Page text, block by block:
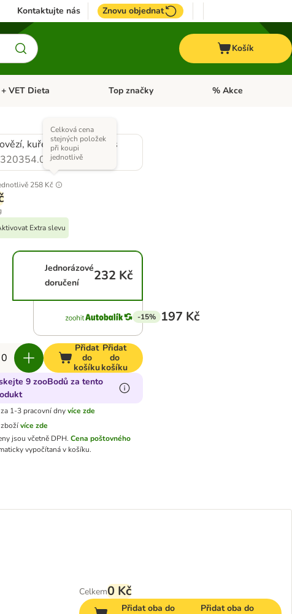
Kontaktujte nás Znovu objednat
Košík
menu: Koně
+ VET Dieta Otevřít menu: + VET Dieta
Top značky Otevřít menu: Top
% Akce
kuřecí, králičí a losos
258 Kč
Celková cena
stejných položek
při koupi
jednotlivě
Extra slevu
Jednorázové
doručení
232 Kč
-15% 197 Kč
Přidat
do
košíku
Přidat
do
košíku
9 zooBodů za tento
1-3 pracovní dnyvíce zde
zbožívíce zde
jsou včetně DPH. Cena poštovného
vypočítaná v košíku.
Celkem0 Kč
Přidat oba do
Přidat oba do